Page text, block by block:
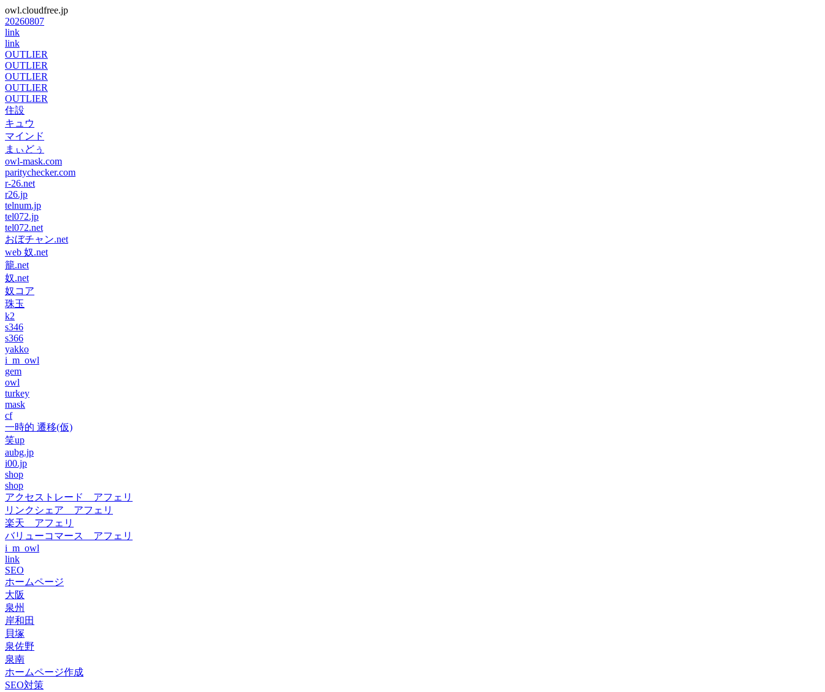
owl.cloudfree.jp
20260807
link
link
OUTLIER
OUTLIER
OUTLIER
OUTLIER
OUTLIER
住設
キュウ
マインド
まぃどぅ
owl-mask.com
paritychecker.com
r-26.net
r26.jp
telnum.jp
tel072.jp
tel072.net
おぼチャン.net
web 奴.net
籠.net
奴.net
奴コア
珠玉
k2
s346
s366
yakko
i_m_owl
gem
owl
turkey
mask
cf
一時的 遷移(仮)
笑up
aubg.jp
i00.jp
shop
shop
アクセストレード アフェリ
リンクシェア アフェリ
楽天 アフェリ
バリューコマース アフェリ
i_m_owl
link
SEO
ホームページ
大阪
泉州
岸和田
貝塚
泉佐野
泉南
ホームページ作成
SEO対策